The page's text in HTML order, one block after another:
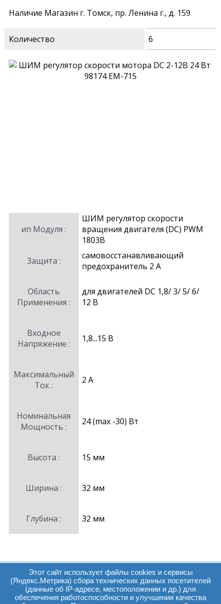
Наличие Магазин г. Томск, пр. Ленина г., д. 159
Количество 6
ип Модуля :
ШИМ регулятор скорости
вращения двигателя (DC) PWM
1803B
Защита :
самовосстанавливающий
предохранитель 2 А
Область
Применения :
для двигателей DC 1,8/ 3/ 5/ 6/
12 В
Входное
Напряжение :
1,8...15 В
Максимальный
Ток :
2 А
Номинальная
Мощность :
24 (max -30) Вт
Высота : 15 мм
Ширина : 32 мм
Глубина : 32 мм
Этот сайт использует файлы cookies и сервисы
(Яндекс.Метрика) сбора технических данных посетителей
(данные об IP-адресе, местоположении и др.) для
обеспечения работоспособности и улучшения качества